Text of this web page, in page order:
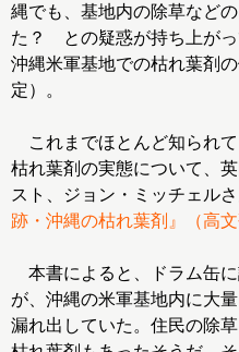
縄でも、基地内の除草など
た？ との疑惑が持ち上が
沖縄米軍基地での枯れ葉剤
定）。
これまでほとんど知られ
枯れ葉剤の実態について、
スト、ジョン・ミッチェル
跡・沖縄の枯れ葉剤』（高文
本書によると、ドラム缶
が、沖縄の米軍基地内に大
漏れ出していた。住民の除